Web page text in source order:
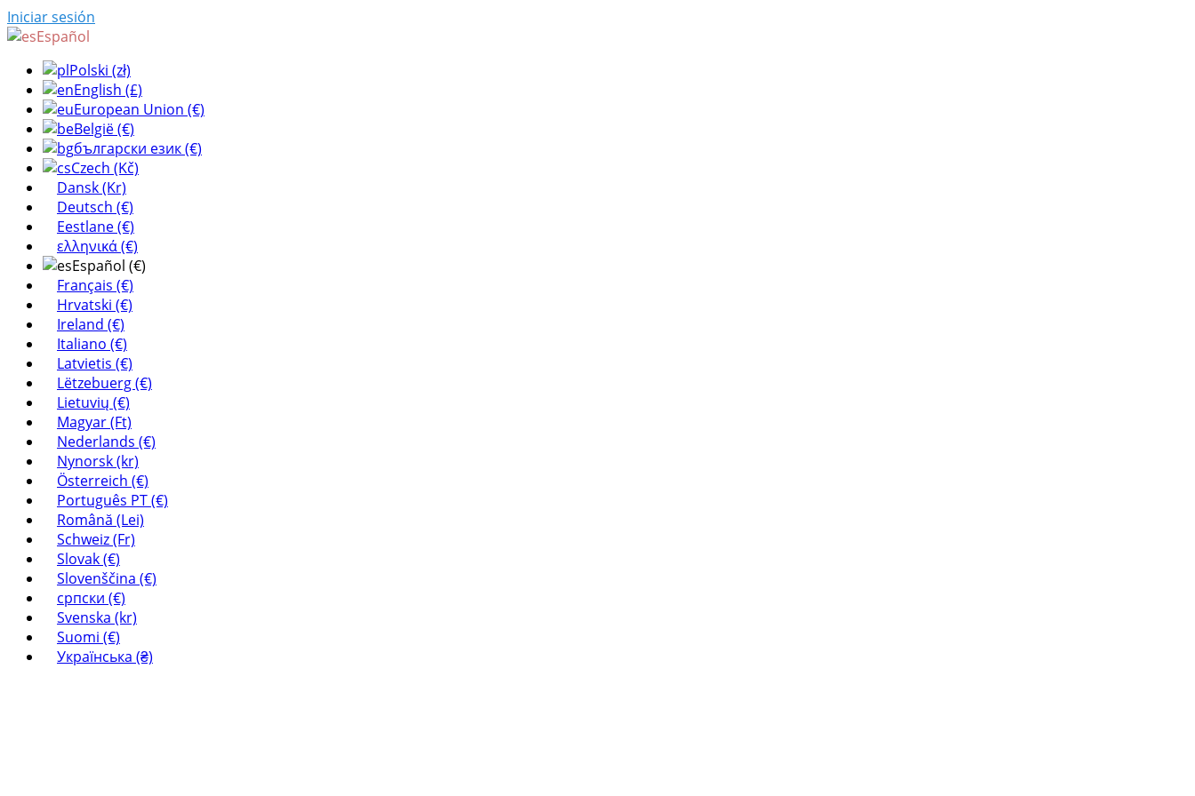
Iniciar sesión
Español
Polski (zł)
English (£)
European Union (€)
België (€)
български език (€)
Czech (Kč)
Dansk (Kr)
Deutsch (€)
Eestlane (€)
ελληνικά (€)
Español (€)
Français (€)
Hrvatski (€)
Ireland (€)
Italiano (€)
Latvietis (€)
Lëtzebuerg (€)
Lietuvių (€)
Magyar (Ft)
Nederlands (€)
Nynorsk (kr)
Österreich (€)
Português PT (€)
Română (Lei)
Schweiz (Fr)
Slovak (€)
Slovenščina (€)
српски (€)
Svenska (kr)
Suomi (€)
Українська (₴)